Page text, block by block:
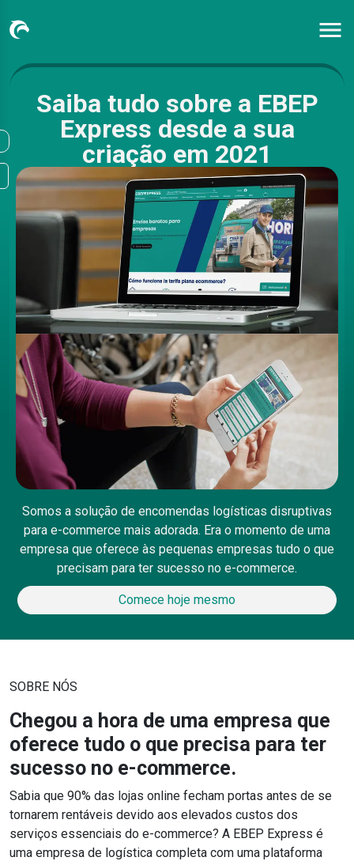
Saiba tudo sobre a EBEP
Express desde a sua
criação em 2021
Somos a solução de encomendas logísticas disruptivas
para e-commerce mais adorada. Era o momento de uma
empresa que oferece às pequenas empresas tudo o que
precisam para ter sucesso no e-commerce.
Comece hoje mesmo
SOBRE NÓS
Chegou a hora de uma empresa que
oferece tudo o que precisa para ter
sucesso no e-commerce.
Sabia que 90% das lojas online fecham portas antes de se
tornarem rentáveis ​​devido aos elevados custos dos
serviços essenciais do e-commerce? A EBEP Express é
uma empresa de logística completa com uma plataforma